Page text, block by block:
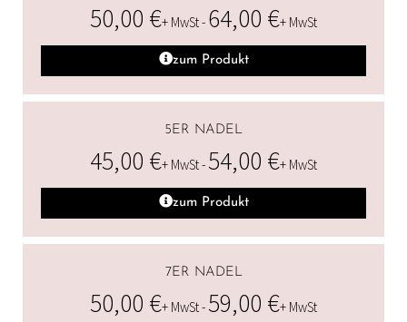
50,00 €+ MwSt - 64,00 €+ MwSt
zum Produkt
5ER NADEL
45,00 €+ MwSt - 54,00 €+ MwSt
zum Produkt
7ER NADEL
50,00 €+ MwSt - 59,00 €+ MwSt